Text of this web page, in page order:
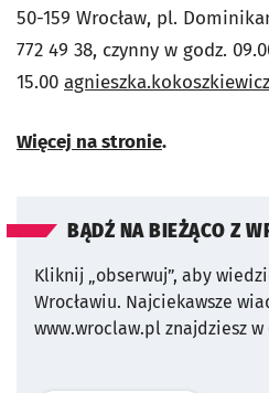
50-159 Wrocław, pl.
772 49 38, czynny w godz.
15.00
Więcej na stronie.
BĄDŹ NA BIEŻĄCO Z
Kliknij „obserwuj”, aby
Wrocławiu. Najciekawsze
www.wroclaw.pl znajdziesz w